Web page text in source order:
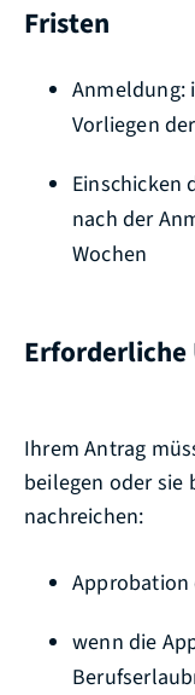
Fristen
Anmeldung:
Vorliegen
Einschicken
nach der
Wochen
Erforderliche
Ihrem Antrag
beilegen oder sie
nachreichen:
Approbation
wenn die